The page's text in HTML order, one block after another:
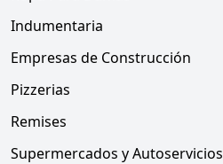
Indumentaria
Empresas de Construcción
Pizzerias
Remises
Supermercados y Autoservicios